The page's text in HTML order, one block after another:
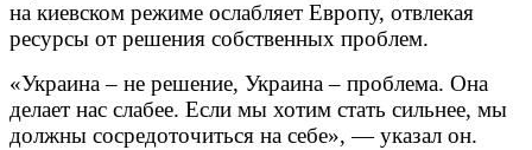
на киевском режиме ослабляет Европу, отвлекая
ресурсы от решения собственных проблем.
«Украина – не решение, Украина – проблема. Она
делает нас слабее. Если мы хотим стать сильнее, мы
должны сосредоточиться на себе», — указал он.